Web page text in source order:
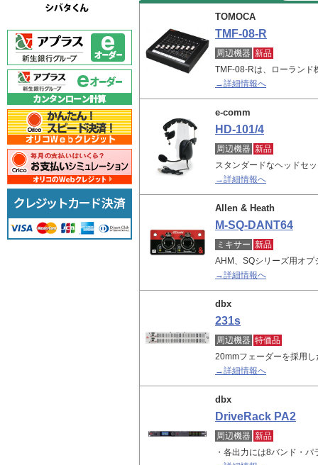
TOMOCA
TMF-08-R
周辺機器 新品
TMF-08-Rは、ローラン
→詳細情報へ
e-comm
HD-101/4
周辺機器 新品
スタンダードなヘッドセ
→詳細情報へ
Allen & Heath
M-SQ-DANT64
ミキサー 新品
AHM、SQシリーズ用オプ
→詳細情報へ
dbx
231s
周辺機器 特価品
20mmフェーダーを採用
→詳細情報へ
dbx
DriveRack PA2
周辺機器 新品
・各出力には8バンド・